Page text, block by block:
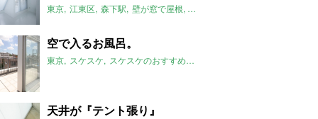
東京 江東区 森下駅 壁が窓で屋根 シンプル
空で入るお風呂。
東京 スケスケ スケスケのおすすめ 露天風呂
天井が『テント張り』